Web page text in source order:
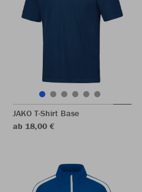
JAKO T-Shirt Base
ab 18,00 €